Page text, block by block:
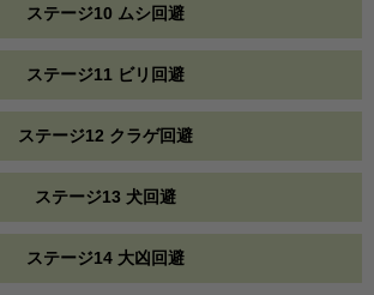
ステージ10 ムシ回避
ステージ11 ビリ回避
ステージ12 クラゲ回避
ステージ13 犬回避
ステージ14 大凶回避